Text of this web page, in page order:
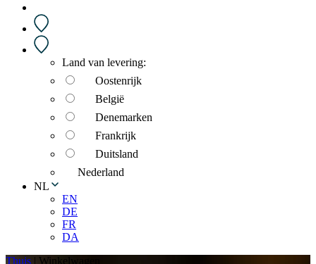
Land van levering:
Oostenrijk
België
Denemarken
Frankrijk
Duitsland
Nederland
NL
EN
DE
FR
DA
Thuis | Winkelwagen